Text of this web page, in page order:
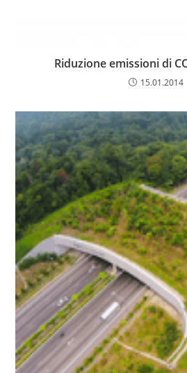
Riduzione emissioni di
15.01.2014